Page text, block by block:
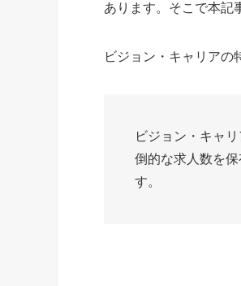
あります。そこで本記
ビジョン・キャリアの
ビジョン・キャ
倒的な求人数を
す。